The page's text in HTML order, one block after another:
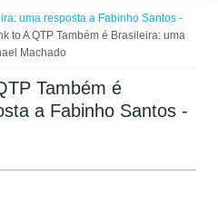
uma resposta a Fabinho Santos -
to A QTP Também é Brasileira: uma
Machado
Também é
a Fabinho Santos -